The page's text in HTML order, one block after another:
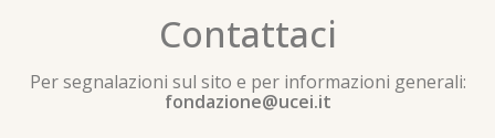
Contattaci
Per segnalazioni sul sito e per informazioni generali:
fondazione@ucei.it